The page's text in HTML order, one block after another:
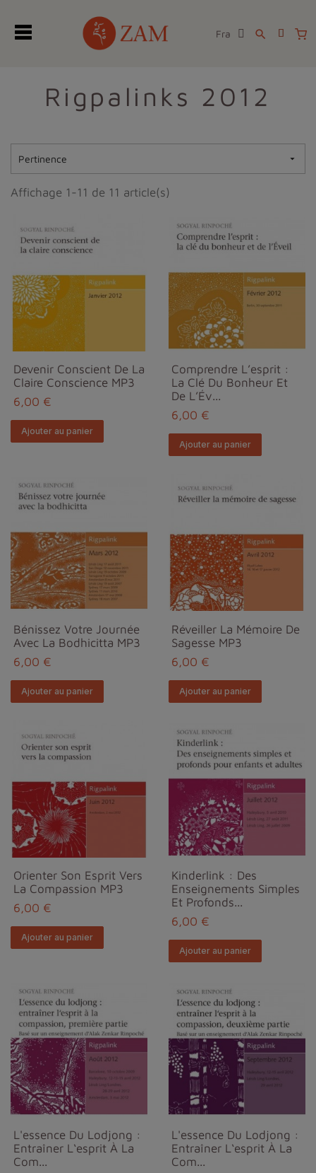
Fra search
Rigpalinks 2012
Pertinence 
Affichage 1-11 de 11 article(s)
Devenir Conscient De La
Claire Conscience MP3
6,00 €
Ajouter au panier
Comprendre L’esprit :
La Clé Du Bonheur Et
De L’Év...
6,00 €
Ajouter au panier
Bénissez Votre Journée
Avec La Bodhicitta MP3
6,00 €
Ajouter au panier
Réveiller La Mémoire De
Sagesse MP3
6,00 €
Ajouter au panier
Orienter Son Esprit Vers
La Compassion MP3
6,00 €
Ajouter au panier
Kinderlink : Des
Enseignements Simples
Et Profonds...
6,00 €
Ajouter au panier
L'essence Du Lodjong :
Entraîner L‘esprit À La
Com...
L'essence Du Lodjong :
Entraîner L‘esprit À La
Com...